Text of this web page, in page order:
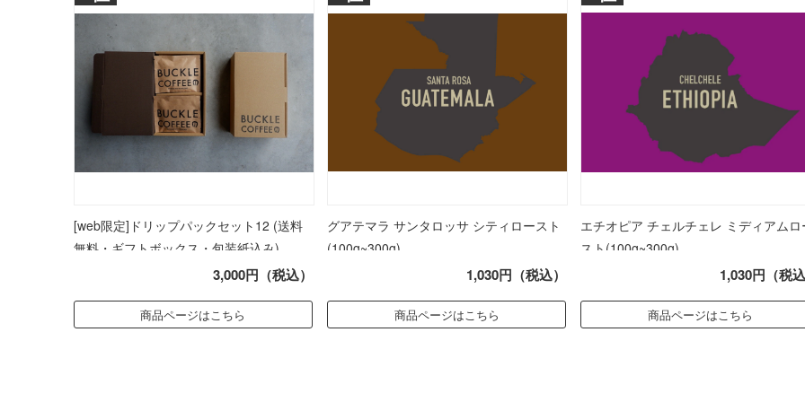
[web限定]ドリップパックセット12 (送料
無料・ギフトボックス・包装紙込み)
3,000円（税込）
商品ページはこちら
グアテマラ サンタロッサ シティロースト
(100g~300g)
1,030円（税込）
商品ページはこちら
エチオピア チェルチェレ ミディアムロ
スト(100g~300g)
1,030円（税
商品ページはこちら